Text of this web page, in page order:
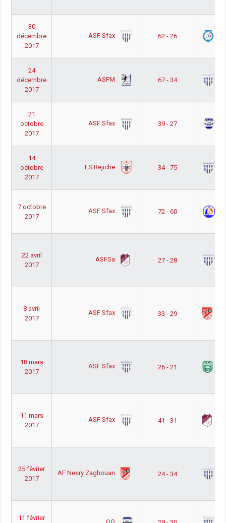
30
décembre
2017
ASF Sfax 62 - 26
24
décembre
2017
ASFM 67 - 34
21
octobre
2017
ASF Sfax 39 - 27
14
octobre
2017
ES Rejiche 34 - 75
7 octobre
2017
ASF Sfax 72 - 60
22 avril
2017
ASFSa 27 - 28
8 avril
2017
ASF Sfax 33 - 29
18 mars
2017
ASF Sfax 26 - 21
11 mars
2017
ASF Sfax 41 - 31
25 février
2017
AF Nesry Zaghouan 24 - 34
11 février